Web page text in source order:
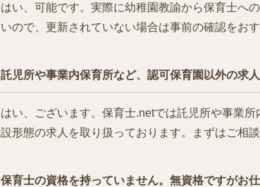
はい、可能です。実際に幼稚園教諭から保育士へ
いので、更新されていない場合は事前の確認をお
託児所や事業内保育所など、認可保育園以外の求
はい、ございます。保育士.netでは託児所や事業
設形態の求人を取り扱っております。まずはご相談
保育士の資格を持っていません。無資格ですがお